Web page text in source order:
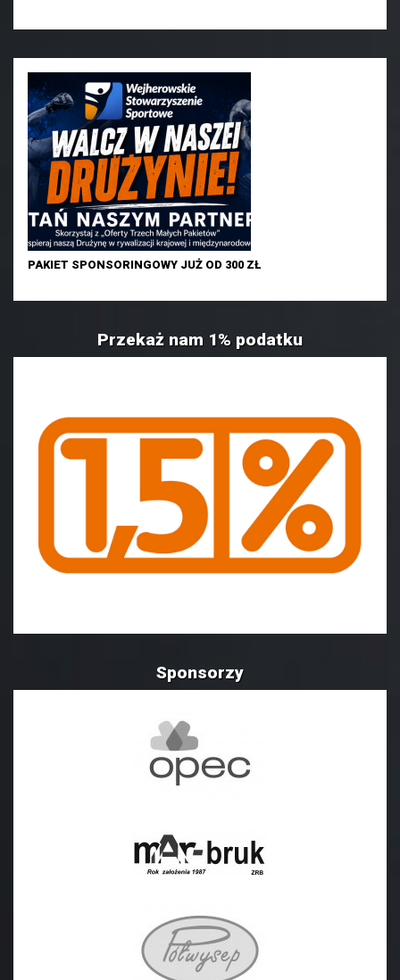
PAKIET SPONSORINGOWY JUŻ OD 300 ZŁ
Przekaż nam 1% podatku
Sponsorzy